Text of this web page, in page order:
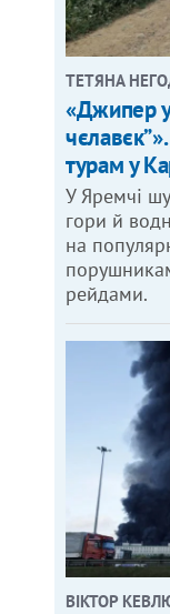
ТЕТЯНА
«Джипер у
турам у
У Яремчі
гори й
на
рейдами.
ВІКТОР